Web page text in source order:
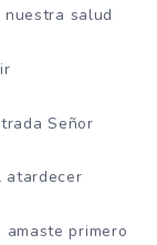
salud
Señor
atardecer
primero